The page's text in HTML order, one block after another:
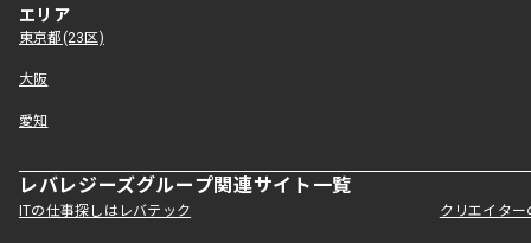
エリア
東京都(23区)
大阪
愛知
レバレジーズグループ関連サイト一覧
ITの仕事探しはレバテック クリエイタ